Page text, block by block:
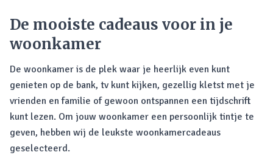
De mooiste cadeaus voor in je
woonkamer
De woonkamer is de plek waar je heerlijk even kunt
genieten op de bank, tv kunt kijken, gezellig kletst met je
vrienden en familie of gewoon ontspannen een tijdschrift
kunt lezen. Om jouw woonkamer een persoonlijk tintje te
geven, hebben wij de leukste woonkamercadeaus
geselecteerd.